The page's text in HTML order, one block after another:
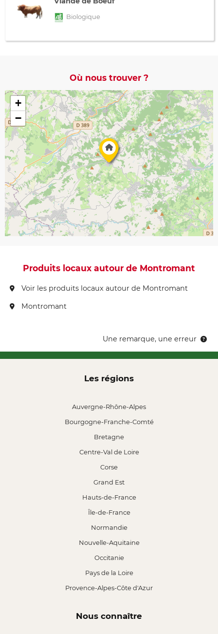
Biologique
Où nous trouver ?
+
−
Produits locaux autour de Montromant
Voir les produits locaux autour de Montromant
Montromant
Une remarque, une erreur
Les régions
Auvergne-Rhône-Alpes
Bourgogne-Franche-Comté
Bretagne
Centre-Val de Loire
Corse
Grand Est
Hauts-de-France
Île-de-France
Normandie
Nouvelle-Aquitaine
Occitanie
Pays de la Loire
Provence-Alpes-Côte d'Azur
Nous connaître